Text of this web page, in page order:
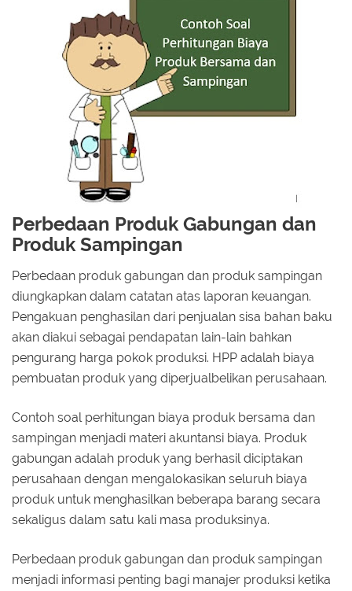
Perbedaan Produk Gabungan dan
Produk Sampingan
Perbedaan produk gabungan dan produk sampingan
diungkapkan dalam catatan atas laporan keuangan.
Pengakuan penghasilan dari penjualan sisa bahan baku
akan diakui sebagai pendapatan lain-lain bahkan
pengurang harga pokok produksi. HPP adalah biaya
pembuatan produk yang diperjualbelikan perusahaan.
Contoh soal perhitungan biaya produk bersama dan
sampingan menjadi materi akuntansi biaya. Produk
gabungan adalah produk yang berhasil diciptakan
perusahaan dengan mengalokasikan seluruh biaya
produk untuk menghasilkan beberapa barang secara
sekaligus dalam satu kali masa produksinya.
Perbedaan produk gabungan dan produk sampingan
menjadi informasi penting bagi manajer produksi ketika